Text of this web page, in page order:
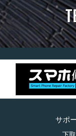
サポ